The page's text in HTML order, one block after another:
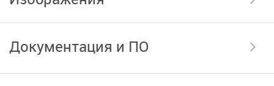
Документация и ПО